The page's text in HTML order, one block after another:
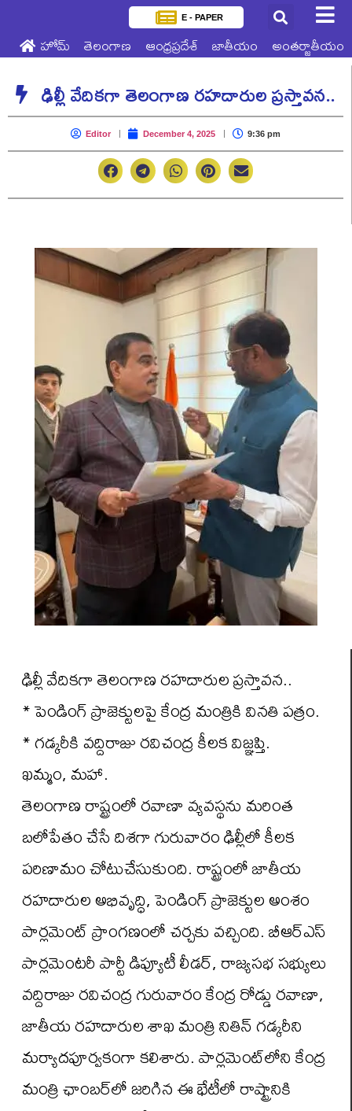
E - PAPER
హోమ్ తెలంగాణ ఆంధ్రప్రదేశ్ జాతీయం అంతర్జాతీయం
ఢిల్లీ వేదికగా తెలంగాణ రహదారుల ప్రస్తావన..
Editor December 4, 2025 9:36 pm
ఢిల్లీ వేదికగా తెలంగాణ రహదారుల ప్రస్తావన..
* పెండింగ్ ప్రాజెక్టులపై కేంద్ర మంత్రికి వినతి పత్రం.
* గడ్కరీకి వద్దిరాజు రవిచంద్ర కీలక విజ్ఞప్తి.
ఖమ్మం, మహా.
తెలంగాణ రాష్ట్రంలో రవాణా వ్యవస్థను మరింత
బలోపేతం చేసే దిశగా గురువారం ఢిల్లీలో కీలక
పరిణామం చోటుచేసుకుంది. రాష్ట్రంలో జాతీయ
రహదారుల అభివృద్ధి, పెండింగ్ ప్రాజెక్టుల అంశం
పార్లమెంట్ ప్రాంగణంలో చర్చకు వచ్చింది. బీఆర్ఎస్
పార్లమెంటరీ పార్టీ డిప్యూటీ లీడర్, రాజ్యసభ సభ్యులు
వద్దిరాజు రవిచంద్ర గురువారం కేంద్ర రోడ్డు రవాణా,
జాతీయ రహదారుల శాఖ మంత్రి నితిన్ గడ్కరీని
మర్యాదపూర్వకంగా కలిశారు. పార్లమెంట్‌లోని కేంద్ర
మంత్రి ఛాంబర్‌లో జరిగిన ఈ భేటీలో రాష్ట్రానికి